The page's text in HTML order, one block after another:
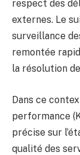
respect des
externes. Le
surveillance
remontée
la résolution
Dans ce
performance
précise sur
qualité des